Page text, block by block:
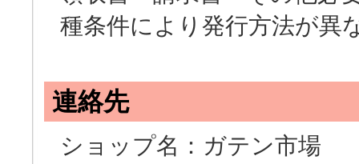
種条件により発行方法が異
連絡先
ショップ名：ガテン市場